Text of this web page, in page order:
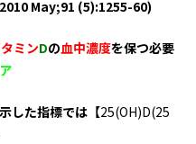
May;91 (5):1255-60)
ミンDの血中濃度を保つ必要
ア
した指標では 【25(OH)D(25